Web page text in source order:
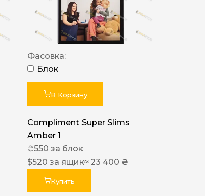
Фасовка:
Блок
В Корзину
Compliment Super Slims
Amber 1
₴550 за блок
$520 за ящик≈ 23 400 ₴
Купить